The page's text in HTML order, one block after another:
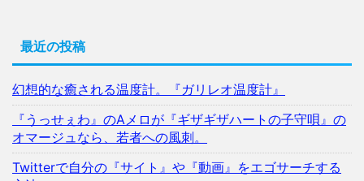
最近の投稿
幻想的な癒される温度計。『ガリレオ温度計』
『うっせぇわ』のAメロが『ギザギザハートの子守唄』の
オマージュなら、若者への風刺。
Twitterで自分の『サイト』や『動画』をエゴサーチする